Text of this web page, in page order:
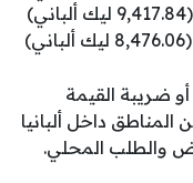
ضريبة القيمة
داخل ألبانيا
والطلب المحلي.